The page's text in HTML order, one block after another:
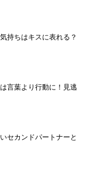
持ちはキスに表れる？
言葉より行動に！見逃
セカンドパートナーと